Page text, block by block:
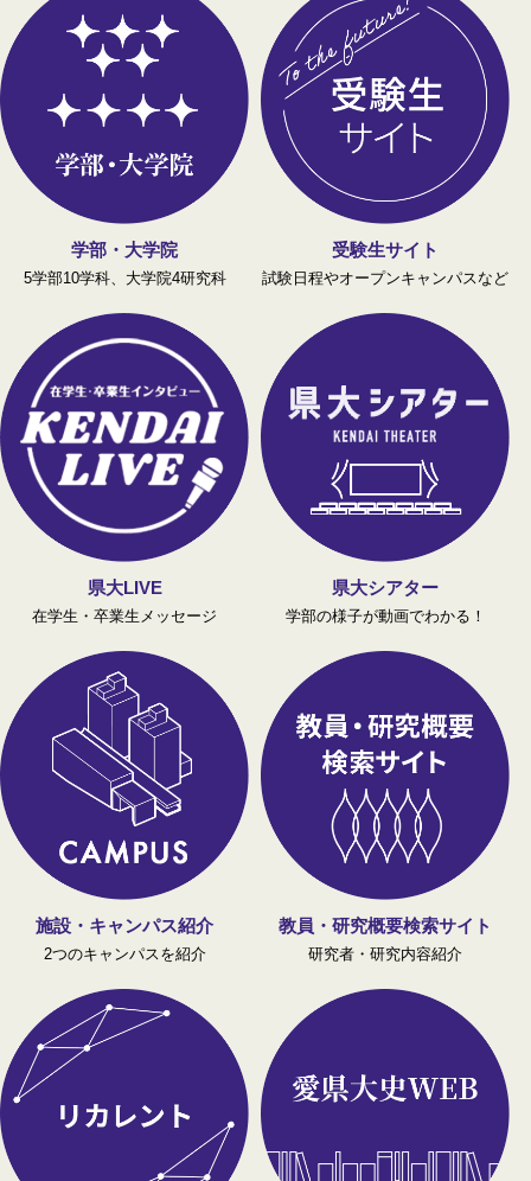
学部・大学院
5学部10学科、大学院4研究科
受験生サイト
試験日程やオープンキャンパスなど
県大LIVE
在学生・卒業生メッセージ
県大シアター
学部の様子が動画でわかる！
施設・キャンパス紹介
2つのキャンパスを紹介
教員・研究概要検索サイト
研究者・研究内容紹介